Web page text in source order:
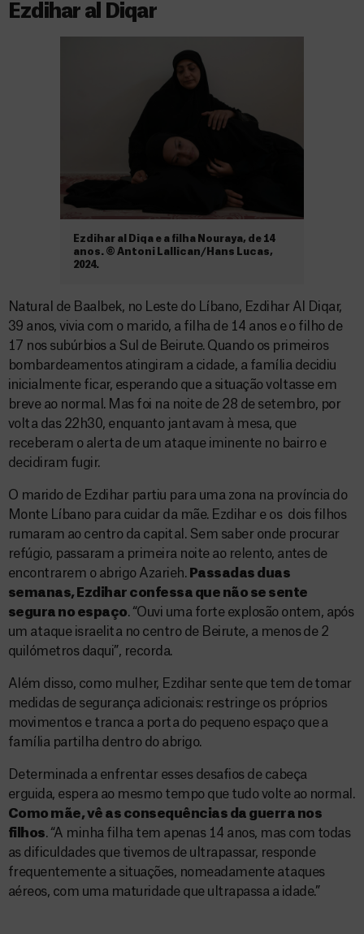
Ezdihar al Diqar
Ezdihar al Diqa e a filha Nouraya, de 14
anos. © Antoni Lallican/Hans Lucas,
2024.
Natural de Baalbek, no Leste do Líbano, Ezdihar Al Diqar,
39 anos, vivia com o marido, a filha de 14 anos e o filho de
17 nos subúrbios a Sul de Beirute. Quando os primeiros
bombardeamentos atingiram a cidade, a família decidiu
inicialmente ficar, esperando que a situação voltasse em
breve ao normal. Mas foi na noite de 28 de setembro, por
volta das 22h30, enquanto jantavam à mesa, que
receberam o alerta de um ataque iminente no bairro e
decidiram fugir.
O marido de Ezdihar partiu para uma zona na província do
Monte Líbano para cuidar da mãe. Ezdihar e os dois filhos
rumaram ao centro da capital. Sem saber onde procurar
refúgio, passaram a primeira noite ao relento, antes de
encontrarem o abrigo Azarieh. Passadas duas
semanas, Ezdihar confessa que não se sente
segura no espaço. “Ouvi uma forte explosão ontem, após
um ataque israelita no centro de Beirute, a menos de 2
quilómetros daqui”, recorda.
Além disso, como mulher, Ezdihar sente que tem de tomar
medidas de segurança adicionais: restringe os próprios
movimentos e tranca a porta do pequeno espaço que a
família partilha dentro do abrigo.
Determinada a enfrentar esses desafios de cabeça
erguida, espera ao mesmo tempo que tudo volte ao normal.
Como mãe, vê as consequências da guerra nos
filhos. “A minha filha tem apenas 14 anos, mas com todas
as dificuldades que tivemos de ultrapassar, responde
frequentemente a situações, nomeadamente ataques
aéreos, com uma maturidade que ultrapassa a idade.”